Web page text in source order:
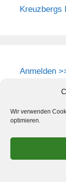
Wir verwenden
optimieren.
Kreuzbergs
Anmelden